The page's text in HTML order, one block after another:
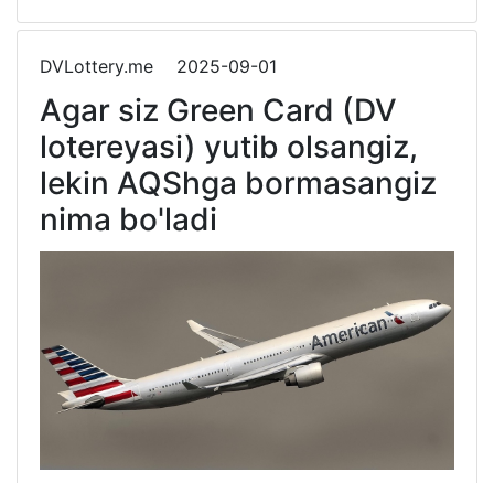
DVLottery.me 2025-09-01
Agar siz Green Card (DV
lotereyasi) yutib olsangiz,
lekin AQShga bormasangiz
nima bo'ladi